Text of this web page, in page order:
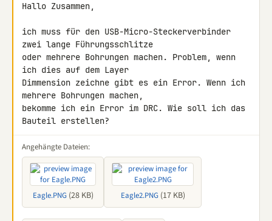
Hallo Zusammen,
ich muss für den USB-Micro-Steckerverbinder
zwei lange Führungsschlitze
oder mehrere Bohrungen machen. Problem, wenn
ich dies auf dem Layer
Dimmension zeichne gibt es ein Error. Wenn ich
mehrere Bohrungen machen,
bekomme ich ein Error im DRC. Wie soll ich das
Bauteil erstellen?
Angehängte Dateien:
Eagle.PNG(28 KB) Eagle2.PNG(17 KB)